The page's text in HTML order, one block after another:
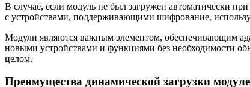
В случае, если модуль не был загружен автоматически
с устройствами, поддерживающими шифрование,
Модули являются важным элементом, обеспечивающим
новыми устройствами и функциями без необходимости
целом.
Преимущества динамической загрузки